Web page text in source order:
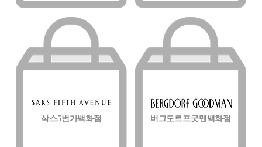
삭스5번가백화점 버그도르프굿맨백화점